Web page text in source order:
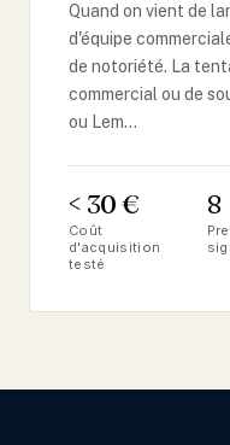
Quand on vient de
d'équipe
de notoriété. La
commercial ou de
ou Lem…
< 30 €
Coût
d'acquisition
testé
8